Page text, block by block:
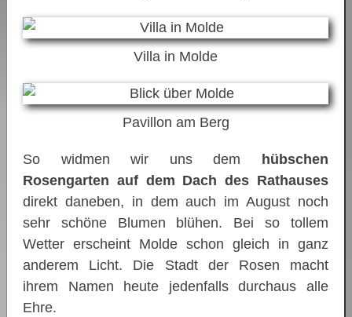
Villa in Molde
Pavillon am Berg
So widmen wir uns dem hübschen
Rosengarten auf dem Dach des Rathauses
direkt daneben, in dem auch im August noch
sehr schöne Blumen blühen. Bei so tollem
Wetter erscheint Molde schon gleich in ganz
anderem Licht. Die Stadt der Rosen macht
ihrem Namen heute jedenfalls durchaus alle
Ehre.